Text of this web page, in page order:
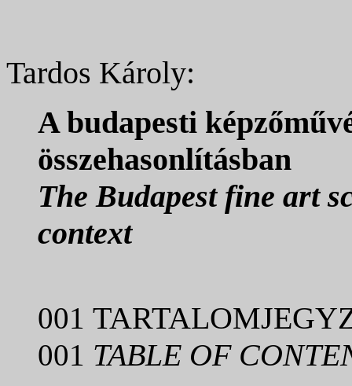
Tardos Károly:
A budapesti
összehasonlításban
The Budapest fine art
context
001
001 TABLE OF